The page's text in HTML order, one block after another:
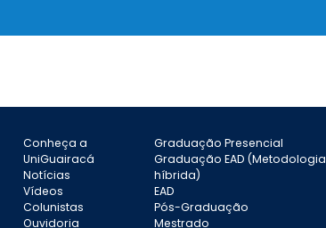
Conheça a
UniGuairacá
Notícias
Vídeos
Colunistas
Ouvidoria
Graduação Presencial
Graduação EAD (Metodologia
híbrida)
EAD
Pós-Graduação
Mestrado